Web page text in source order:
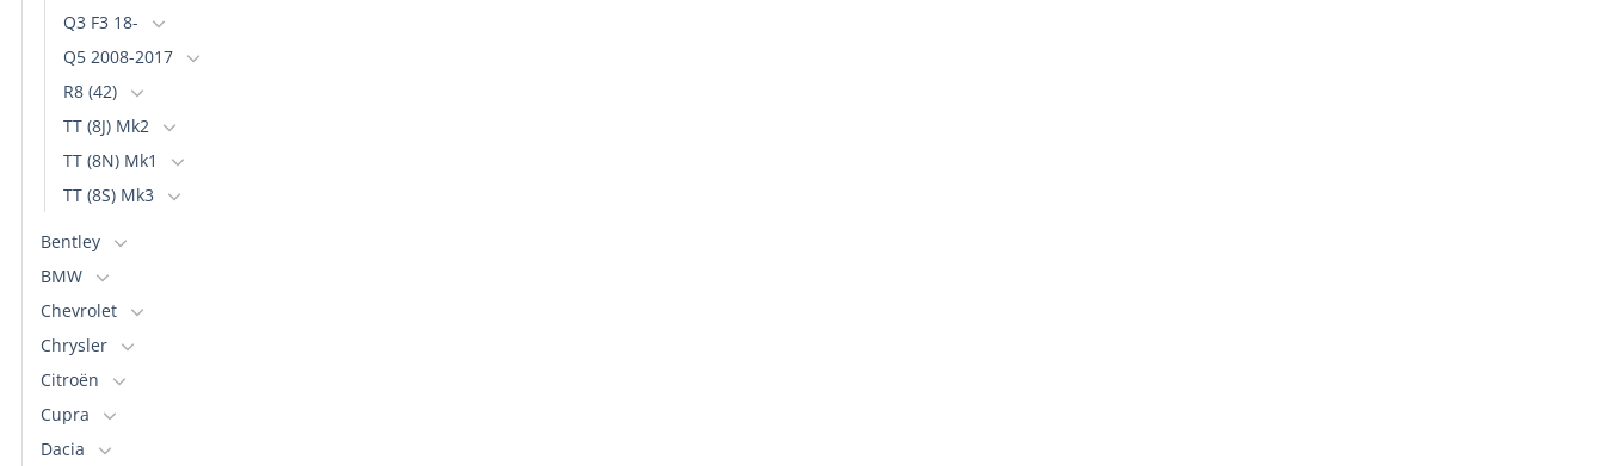
Q3 F3 18-
Q5 2008-2017
R8 (42)
TT (8J) Mk2
TT (8N) Mk1
TT (8S) Mk3
Bentley
BMW
Chevrolet
Chrysler
Citroën
Cupra
Dacia